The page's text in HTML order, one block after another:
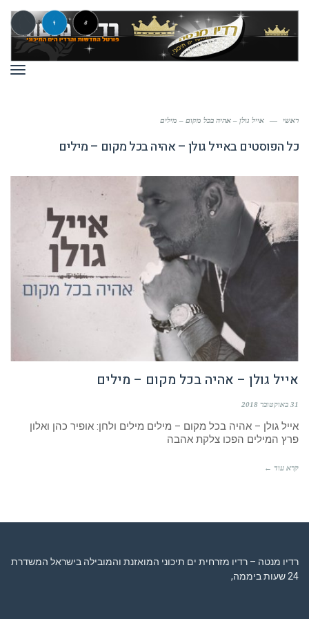
ראשי — אייל גולן – אהיה בכל מקום – מילים
כל הפוסטים באייל גולן – אהיה בכל מקום – מילים
אייל גולן – אהיה בכל מקום – מילים
31 באוקטובר 2018
אייל גולן – אהיה בכל מקום – מילים מילים ולחן: אופיר כהן ואלון
פרץ המילים הפכו צלקת אהבה
קרא עוד ←
רדיו מנטה – רדיו מזרחית ים תיכוני המואזנת והמובילה בישראל המשדרת
24 שעות ביממה,